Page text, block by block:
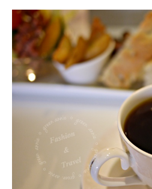
喝
咖
啡,Living
with
coffee
台
中
南
區
座、